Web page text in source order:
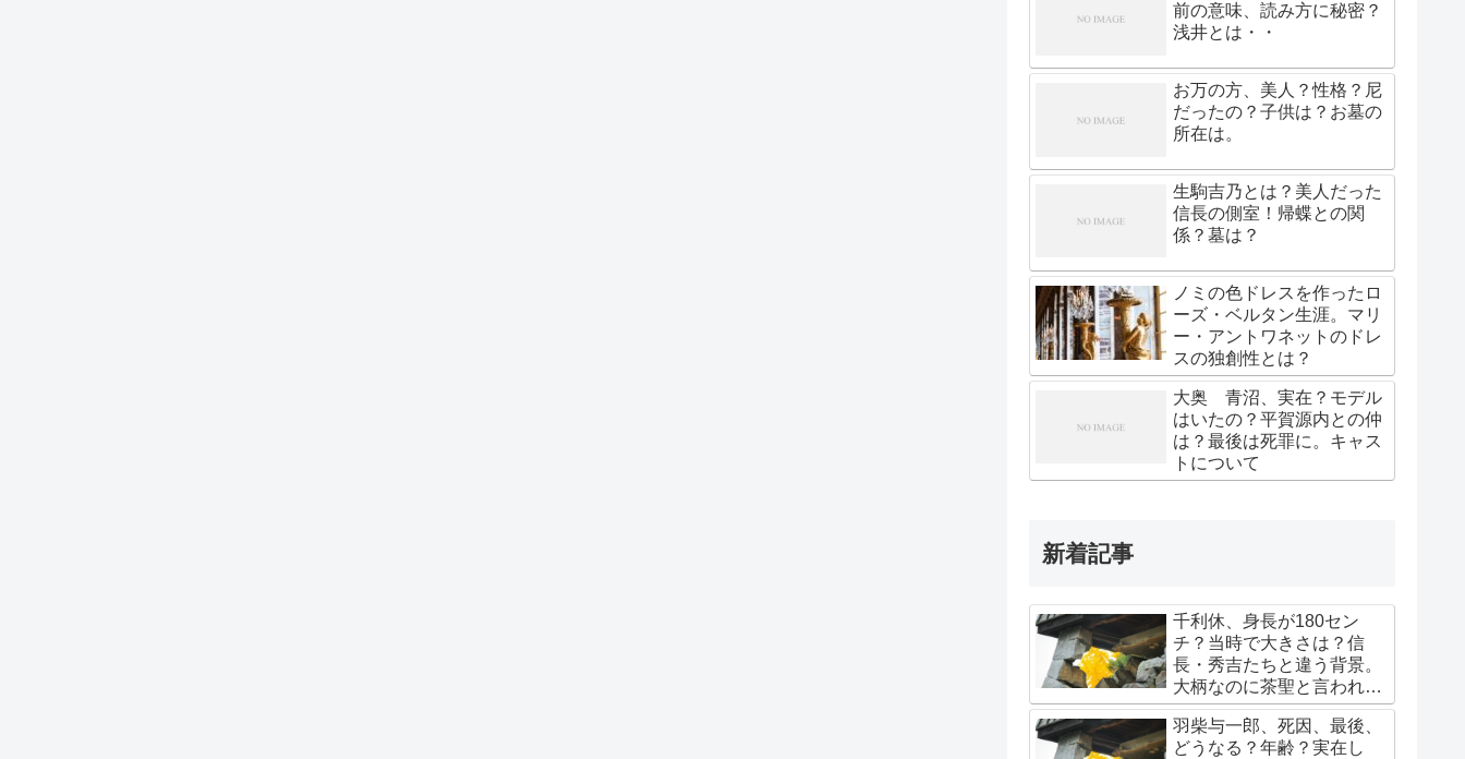
前の意味、読み方に秘密？
浅井とは・・
お万の方、美人？性格？尼
だったの？子供は？お墓の
所在は。
生駒吉乃とは？美人だった
信長の側室！帰蝶との関
係？墓は？
ノミの色ドレスを作ったロ
ーズ・ベルタン生涯。マリ
ー・アントワネットのドレ
スの独創性とは？
大奥 青沼、実在？モデル
はいたの？平賀源内との仲
は？最後は死罪に。キャス
トについて
新着記事
千利休、身長が180セン
チ？当時で大きさは？信
長・秀吉たちと違う背景。
大柄なのに茶聖と言われる
理由。秀吉に嫌われ？吉岡
秀隆が。
羽柴与一郎、死因、最後、
どうなる？年齢？実在し